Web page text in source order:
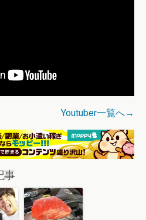
Youtuber一覧へ→
事